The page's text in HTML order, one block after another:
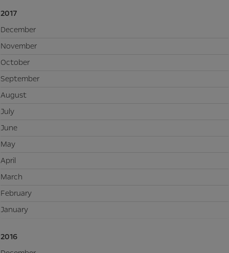
2017
December
November
October
September
August
July
June
May
April
March
February
January
2016